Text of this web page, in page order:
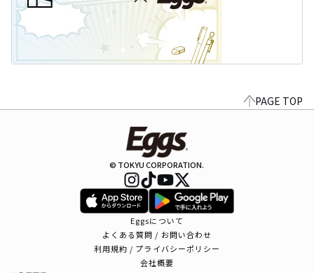
PAGE TOP
© TOKYU CORPORATION.
Eggsについて
よくある質問 / お問い合わせ
利用規約 / プライバシーポリシー
会社概要